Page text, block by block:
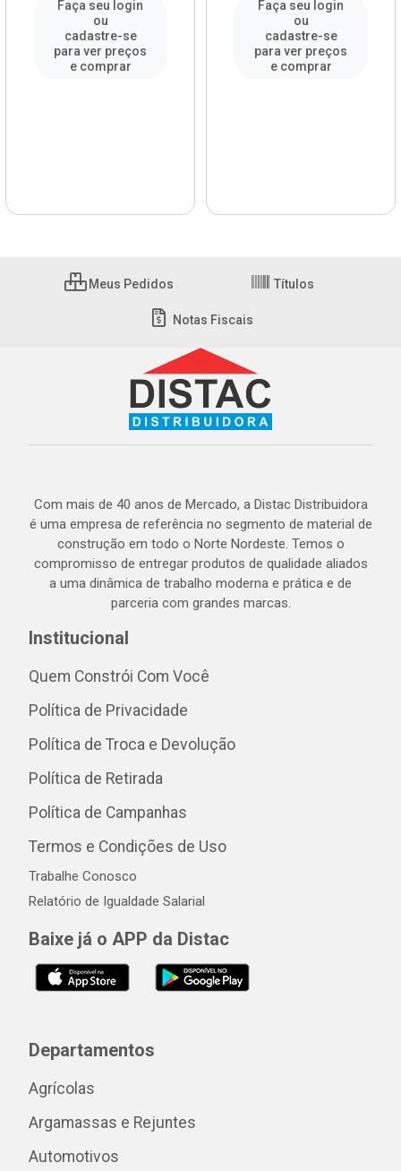
Faça seu login
ou
cadastre-se
para ver preços
e comprar
Faça seu login
ou
cadastre-se
para ver preços
e comprar
Meus Pedidos Títulos
Notas Fiscais
Com mais de 40 anos de Mercado, a Distac Distribuidora
é uma empresa de referência no segmento de material de
construção em todo o Norte Nordeste. Temos o
compromisso de entregar produtos de qualidade aliados
a uma dinâmica de trabalho moderna e prática e de
parceria com grandes marcas.
Institucional
Quem Constrói Com Você
Política de Privacidade
Política de Troca e Devolução
Política de Retirada
Política de Campanhas
Termos e Condições de Uso
Trabalhe Conosco
Relatório de Igualdade Salarial
Baixe já o APP da Distac
Departamentos
Agrícolas
Argamassas e Rejuntes
Automotivos